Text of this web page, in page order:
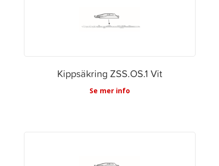
Kippsäkring ZSS.OS.1 Vit
Se mer info